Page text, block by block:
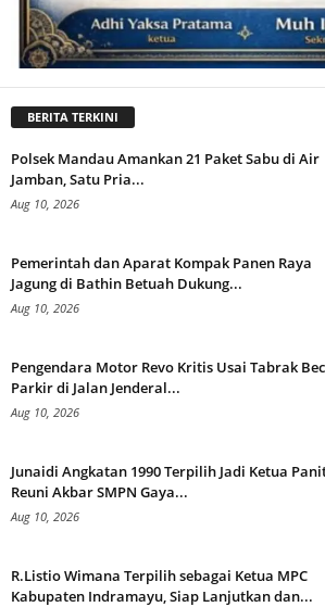
BERITA TERKINI
Polsek Mandau Amankan 21 Paket Sabu di Air
Jamban, Satu Pria...
Aug 10, 2026
Pemerintah dan Aparat Kompak Panen Raya
Jagung di Bathin Betuah Dukung...
Aug 10, 2026
Pengendara Motor Revo Kritis Usai Tabrak
Parkir di Jalan Jenderal...
Aug 10, 2026
Junaidi Angkatan 1990 Terpilih Jadi Ketua
Reuni Akbar SMPN Gaya...
Aug 10, 2026
R.Listio Wimana Terpilih sebagai Ketua MPC
Kabupaten Indramayu, Siap Lanjutkan dan...